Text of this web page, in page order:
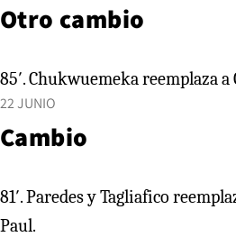
Otro cambio
85′. Chukwuemeka reemplaza
22 JUNIO
Cambio
81′. Paredes y Tagliafico reemplazan a Medina y De
Paul.